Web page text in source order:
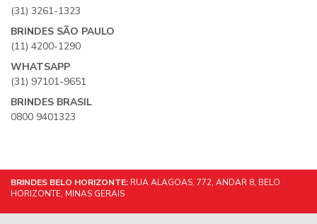
(31) 3261-1323
BRINDES SÃO PAULO
(11) 4200-1290
WHATSAPP
(31) 97101-9651
BRINDES BRASIL
0800 9401323
BRINDES BELO HORIZONTE: RUA ALAGOAS, 772, ANDAR 8, BELO
HORIZONTE, MINAS GERAIS